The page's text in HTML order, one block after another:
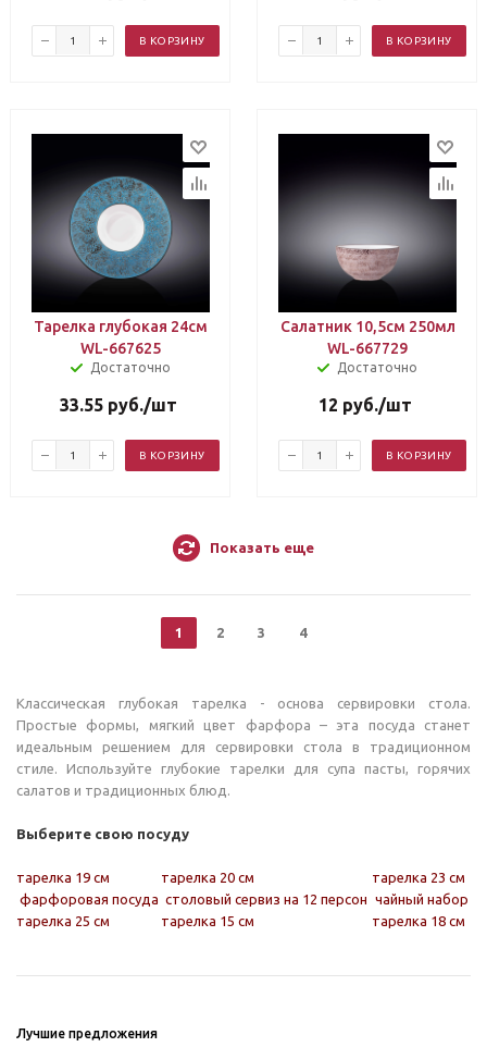
В КОРЗИНУ В КОРЗИНУ
Тарелка глубокая 24см
WL-667625
Достаточно
33.55 руб./шт
В КОРЗИНУ
Салатник 10,5см 250мл
WL-667729
Достаточно
12 руб./шт
В КОРЗИНУ
Показать еще
1 2 3 4
Классическая глубокая тарелка - основа сервировки стола.
Простые формы, мягкий цвет фарфора – эта посуда станет
идеальным решением для сервировки стола в традиционном
стиле. Используйте глубокие тарелки для супа пасты, горячих
салатов и традиционных блюд.
Выберите свою посуду
тарелка 19 см тарелка 20 см
тарелка 23 см
фарфоровая посуда столовый сервиз на 12 персон чайный набор
тарелка 25 см
тарелка 15 см тарелка 18 см
Лучшие предложения